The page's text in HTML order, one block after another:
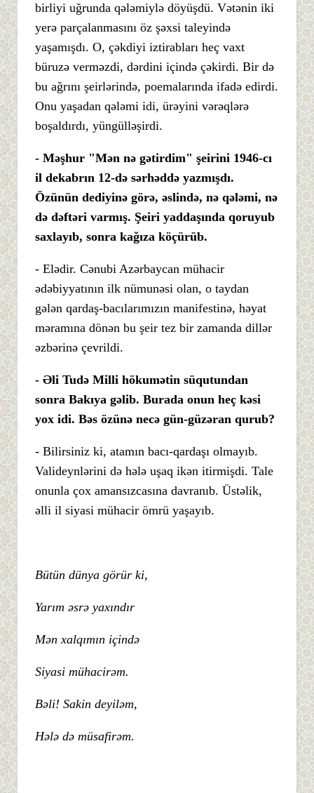
birliyi uğrunda qələmiylə döyüşdü. Vətənin iki
yerə parçalanmasını öz şəxsi taleyində
yaşamışdı. O, çəkdiyi iztirabları heç vaxt
büruzə verməzdi, dərdini içində çəkirdi. Bir də
bu ağrını şeirlərində, poemalarında ifadə edirdi.
Onu yaşadan qələmi idi, ürəyini vərəqlərə
boşaldırdı, yüngülləşirdi.
- Məşhur "Mən nə gətirdim" şeirini 1946-cı
il dekabrın 12-də sərhəddə yazmışdı.
Özünün dediyinə görə, əslində, nə qələmi, nə
də dəftəri varmış. Şeiri yaddaşında qoruyub
saxlayıb, sonra kağıza köçürüb.
- Elədir. Cənubi Azərbaycan mühacir
ədəbiyyatının ilk nümunəsi olan, o taydan
gələn qardaş-bacılarımızın manifestinə, həyat
məramına dönən bu şeir tez bir zamanda dillər
əzbərinə çevrildi.
- Əli Tudə Milli hökumətin süqutundan
sonra Bakıya gəlib. Burada onun heç kəsi
yox idi. Bəs özünə necə gün-güzəran qurub?
- Bilirsiniz ki, atamın bacı-qardaşı olmayıb.
Valideynlərini də hələ uşaq ikən itirmişdi. Tale
onunla çox amansızcasına davranıb. Üstəlik,
əlli il siyasi mühacir ömrü yaşayıb.
Bütün dünya görür ki,
Yarım əsrə yaxındır
Mən xalqımın içində
Siyasi mühacirəm.
Bəli! Sakin deyiləm,
Hələ də müsafirəm.